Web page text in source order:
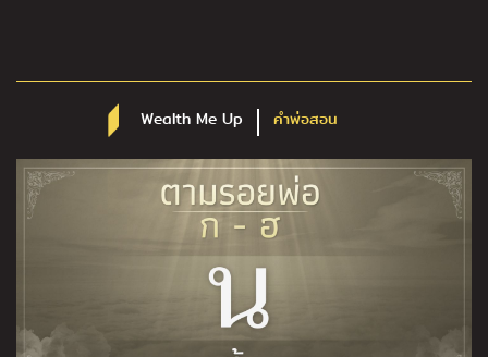
Wealth Me Up คำพ่อสอน